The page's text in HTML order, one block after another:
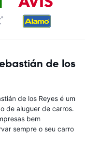
de los
de los Reyes é um
de aluguer de carros.
bem
sempre o seu carro